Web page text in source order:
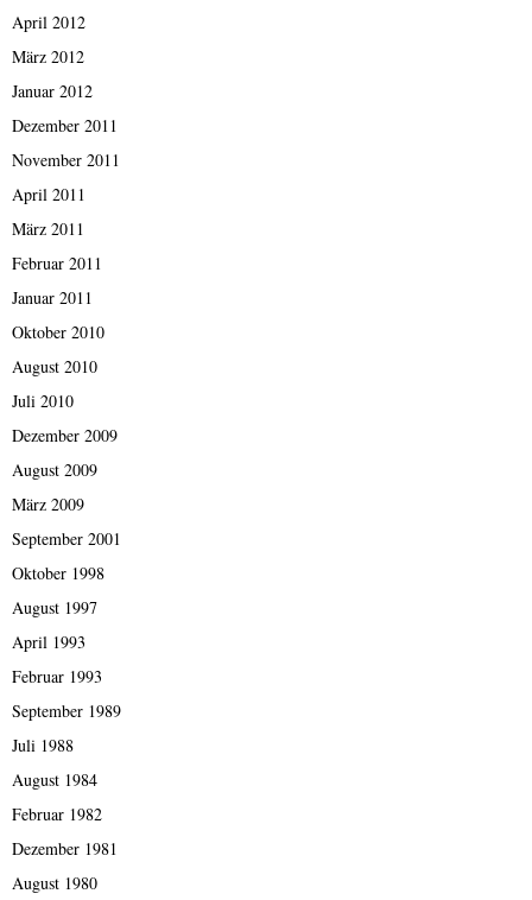
April 2012
März 2012
Januar 2012
Dezember 2011
November 2011
April 2011
März 2011
Februar 2011
Januar 2011
Oktober 2010
August 2010
Juli 2010
Dezember 2009
August 2009
März 2009
September 2001
Oktober 1998
August 1997
April 1993
Februar 1993
September 1989
Juli 1988
August 1984
Februar 1982
Dezember 1981
August 1980